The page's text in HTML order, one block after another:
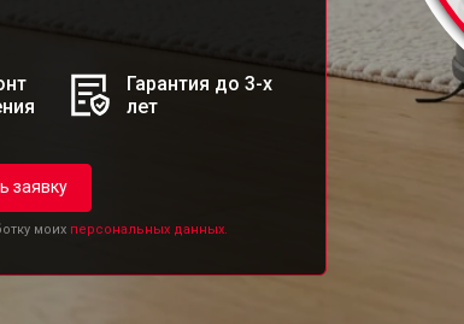
Гарантия до 3-х
лет
заявку
моих персональных данных.